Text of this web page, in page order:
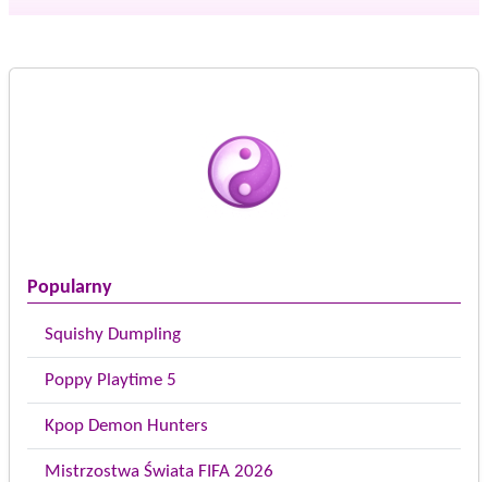
Popularny
Squishy Dumpling
Poppy Playtime 5
Kpop Demon Hunters
Mistrzostwa Świata FIFA 2026